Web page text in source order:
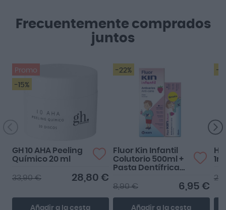
Frecuentemente comprados
juntos
Promo
-15%
GH 10 AHA Peeling
Químico 20 ml
28,80 €
33,90 €
Añadir a la cesta
-22%
Fluor Kin Infantil
Colutorio 500ml +
Pasta Dentífrica
6,95 €
8,90 €
Añadir a la cesta
-